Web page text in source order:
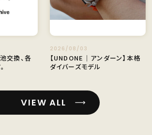
交換、各
2026/08/03
【UNDONE｜アンダーン】本格
ダイバーズモデル
VIEW ALL